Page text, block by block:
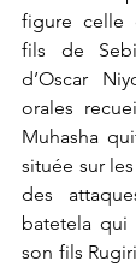
figure celle
fils de
d’Oscar
orales
Muhasha
située sur
des
batetela
son fils